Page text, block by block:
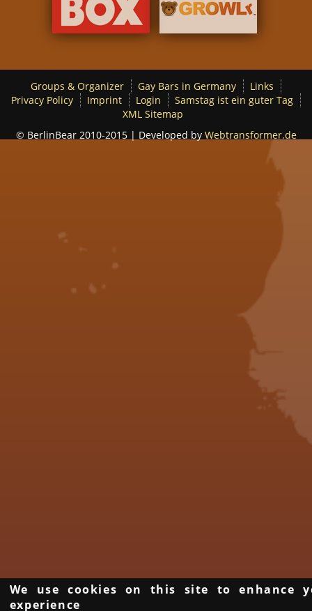
Groups & Organizer Gay Bars in Germany
Links
Privacy Policy
Imprint Login
Samstag ist ein guter Tag
XML Sitemap
© BerlinBear 2010-2015 | Developed by Webtransformer.de
We use cookies on this site to enhance
experience